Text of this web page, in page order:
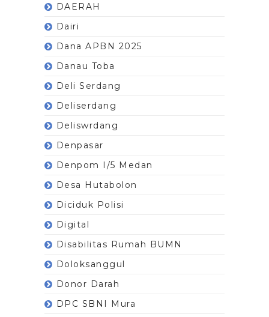
DAERAH
Dairi
Dana APBN 2025
Danau Toba
Deli Serdang
Deliserdang
Deliswrdang
Denpasar
Denpom I/5 Medan
Desa Hutabolon
Diciduk Polisi
Digital
Disabilitas Rumah BUMN
Doloksanggul
Donor Darah
DPC SBNI Mura